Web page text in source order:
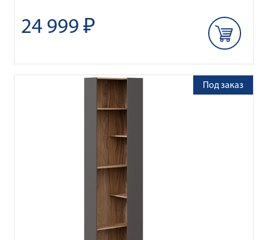
24 999 ₽
Под заказ